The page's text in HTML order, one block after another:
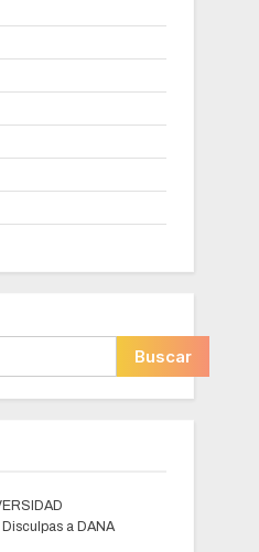
Buscar
a DANA